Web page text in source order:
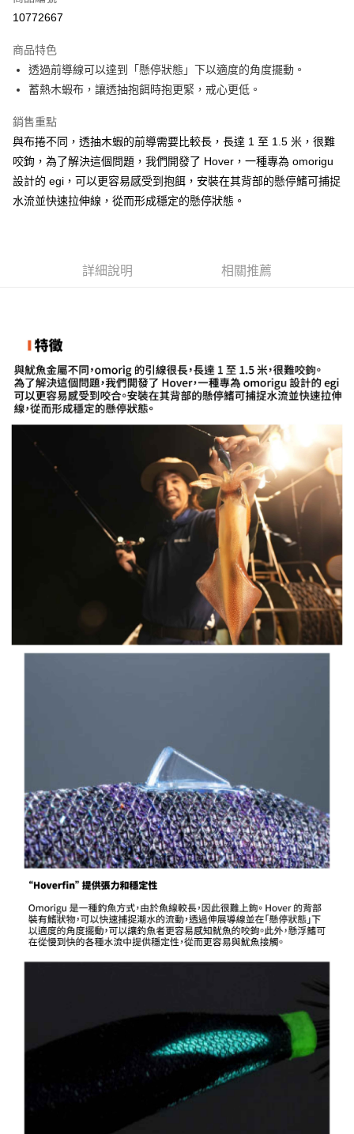
流程，驗證手機門號後，選擇欲分期的期數、繳款截止日，確認付款後即完
4.訂單成立30分鐘內，如未前往確認交易或遇審核未通過，訂單將自動取
消。如遇「轉專審核」未通過狀況，表示未達大哥付你分期系統評分，恕無
法說明評估內容。
【繳款方式說明】
醒簡訊。
2.透過簡訊連結打開帳單後，可選擇「超商條碼／台灣大直營門市／銀行轉
帳／街口支付／iPASS MONEY」等通路繳費。
【注意事項】
1.本服務係由「台灣大哥大股份有限公司」（以下簡稱本公司）所提供，讓
由本公司與您本人進行分期帳單所需資料之確認、核對及更正。
【關於「AFTEE先享後付」】
便利好安心！
２．便利：只要手機號碼，簡訊認證，即可結帳。
３．安心：先確認商品／服務後，再付款。
【「AFTEE先享後付」結帳流程】
結帳頁面，進行簡訊認證並確認金額後，即可完成結帳。
２．訂單成立數日內，您將收到繳費通知簡訊。
３．收到繳費通知簡訊後14天內，點擊此簡訊中的連結，可透過四大超商／
ATM／網路銀行／等多元方式進行付款，方視為交易完成。
※ 請注意：結帳手續完成當下不需立刻繳費，但若您需要取消訂單，請聯絡
客戶支援中心」https://netprotections.freshdesk.com/support/home
權轉讓予恩沛科技股份有限公司。
https://aftee.tw/terms/#terms3
３．未成年的使用者請事先徵得法定代理人或監護人之同意方可使用
「AFTEE先享後付」，若未經同意申辦者引起之損失，本公司不負相關責
任。
４．使用「AFTEE先享後付」時，將依據個別帳號之用戶狀況，依本公司即
時審查核予不同之上限額度；若仍有額度不足之情形，本公司將視審查結果
５．嚴禁一人註冊多個帳號或使用他人資訊註冊。若發現惡意使用之情形，
恩沛科技股份有限公司將有權停止該用戶之使用額度並採取法律行動。
貨到付款
運送方式
全家取貨付款
每筆NT$60，滿NT$1,200(含以上)免運費
付款後全家取貨
每筆NT$60，滿NT$1,200(含以上)免運費
付款後7-11取貨
每筆NT$100，滿NT$2,000(含以上)免運費
離島一般宅配
每筆NT$200，滿NT$2,000(含以上)免運費
貨到付款（門市自取請勿下單，請聯繫客服）
每筆NT$200，滿NT$3,000(含以上)免運費
國家/地區配送(**下單前請私訊客服確認實際運費(運費另
計)，訂單才得以成立**)
查看運費
10772667
商品特色
透過前導線可以達到「懸停狀態」下以適度的角度擺動。
蓄熱木蝦布，讓透抽抱餌時抱更緊，戒心更低。
銷售重點
與布捲不同，透抽木蝦的前導需要比較長，長達 1 至 1.5 米，很難
咬鉤，為了解決這個問題，我們開發了 Hover，一種專為 omorigu
設計的 egi，可以更容易感受到抱餌，安裝在其背部的懸停鰭可捕捉
水流並快速拉伸線，從而形成穩定的懸停狀態。
詳細說明 相關推薦